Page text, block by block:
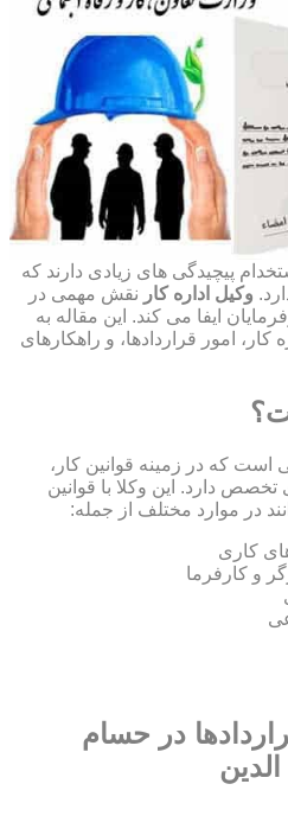
پیچیدگی های زیادی دارند که
وکیل اداره کار نقش مهمی در
ایفا می کند. این مقاله به
امور قراردادها، و راهکارهای
که در زمینه قوانین کار،
دارد. این وکلا با قوانین
در موارد مختلف از جمله:
کاری
و کارفرما
در حسام